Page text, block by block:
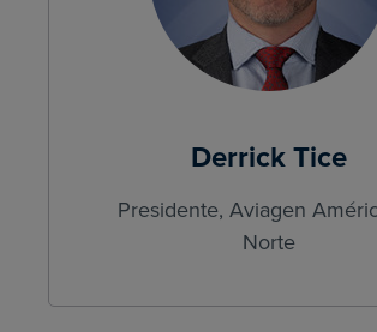
Derrick Tice
Presidente, Aviagen
Norte